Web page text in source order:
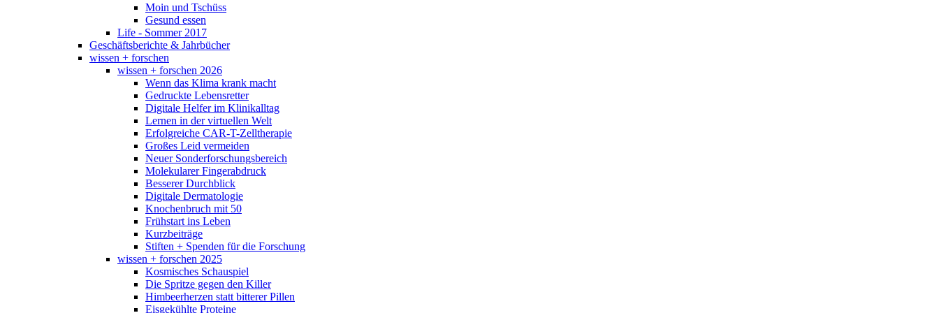
Moin und Tschüss
Gesund essen
Life - Sommer 2017
Geschäftsberichte & Jahrbücher
wissen + forschen
wissen + forschen 2026
Wenn das Klima krank macht
Gedruckte Lebensretter
Digitale Helfer im Klinikalltag
Lernen in der virtuellen Welt
Erfolgreiche CAR-T-Zelltherapie
Großes Leid vermeiden
Neuer Sonderforschungsbereich
Molekularer Fingerabdruck
Besserer Durchblick
Digitale Dermatologie
Knochenbruch mit 50
Frühstart ins Leben
Kurzbeiträge
Stiften + Spenden für die Forschung
wissen + forschen 2025
Kosmisches Schauspiel
Die Spritze gegen den Killer
Himbeerherzen statt bitterer Pillen
Eisgekühlte Proteine